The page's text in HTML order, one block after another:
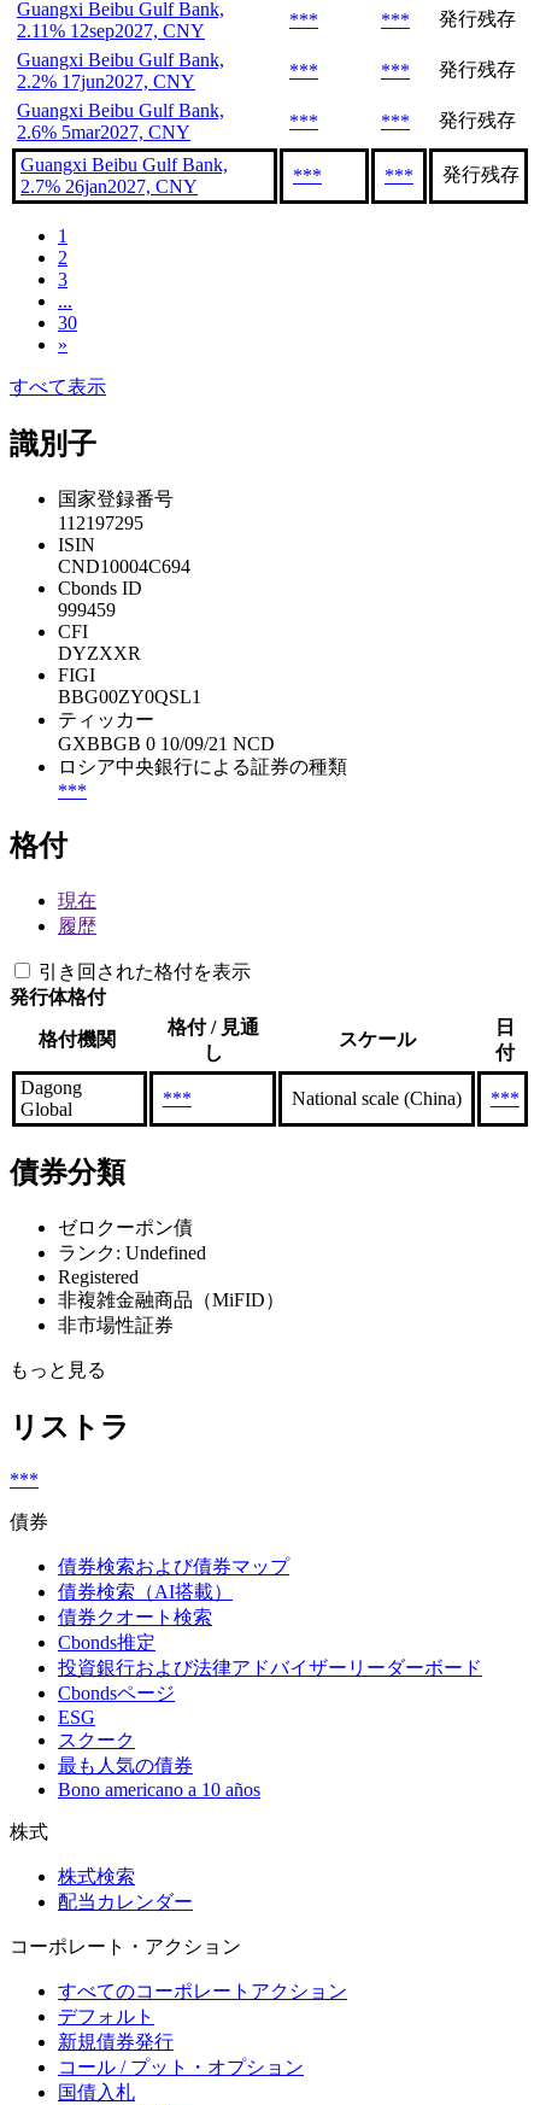
Guangxi Beibu Gulf Bank,
2.11% 12sep2027, CNY
*** ***
発行残存
Guangxi Beibu Gulf Bank,
2.2% 17jun2027, CNY
*** ***
発行残存
Guangxi Beibu Gulf Bank,
2.6% 5mar2027, CNY
*** *** 発行残存
Guangxi Beibu Gulf Bank,
2.7% 26jan2027, CNY
*** *** 発行残存
1
2
3
...
30
»
すべて表示
識別子
国家登録番号
112197295
ISIN
CND10004C694
Cbonds ID
999459
CFI
DYZXXR
FIGI
BBG00ZY0QSL1
ティッカー
GXBBGB 0 10/09/21 NCD
ロシア中央銀行による証券の種類
***
格付
現在
履歴
引き回された格付を表示
発行体格付
格付機関
格付 / 見通
し
スケール
日
付
Dagong
Global
*** National scale (China) ***
債券分類
ゼロクーポン債
ランク: Undefined
Registered
非複雑金融商品（MiFID）
非市場性証券
もっと見る
リストラ
***
債券
債券検索および債券マップ
債券検索（AI搭載）
債券クオート検索
Cbonds推定
投資銀行および法律アドバイザーリーダーボード
Cbondsページ
ESG
スクーク
最も人気の債券
Bono americano a 10 años
株式
株式検索
配当カレンダー
コーポレート・アクション
すべてのコーポレートアクション
デフォルト
新規債券発行
コール / プット・オプション
国債入札